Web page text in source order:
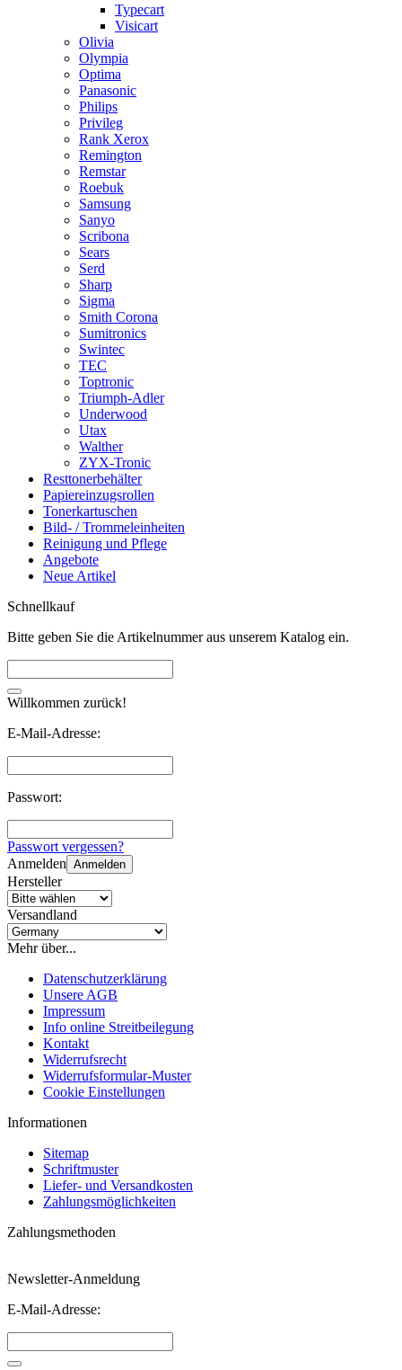
Typecart
Visicart
Olivia
Olympia
Optima
Panasonic
Philips
Privileg
Rank Xerox
Remington
Remstar
Roebuk
Samsung
Sanyo
Scribona
Sears
Serd
Sharp
Sigma
Smith Corona
Sumitronics
Swintec
TEC
Toptronic
Triumph-Adler
Underwood
Utax
Walther
ZYX-Tronic
Resttonerbehälter
Papiereinzugsrollen
Tonerkartuschen
Bild- / Trommeleinheiten
Reinigung und Pflege
Angebote
Neue Artikel
Schnellkauf
Bitte geben Sie die Artikelnummer aus unserem Katalog ein.
Willkommen zurück!
E-Mail-Adresse:
Passwort:
Passwort vergessen?
Anmelden Anmelden
Hersteller
Versandland
Mehr über...
Datenschutzerklärung
Unsere AGB
Impressum
Info online Streitbeilegung
Kontakt
Widerrufsrecht
Widerrufsformular-Muster
Cookie Einstellungen
Informationen
Sitemap
Schriftmuster
Liefer- und Versandkosten
Zahlungsmöglichkeiten
Zahlungsmethoden
Newsletter-Anmeldung
E-Mail-Adresse: